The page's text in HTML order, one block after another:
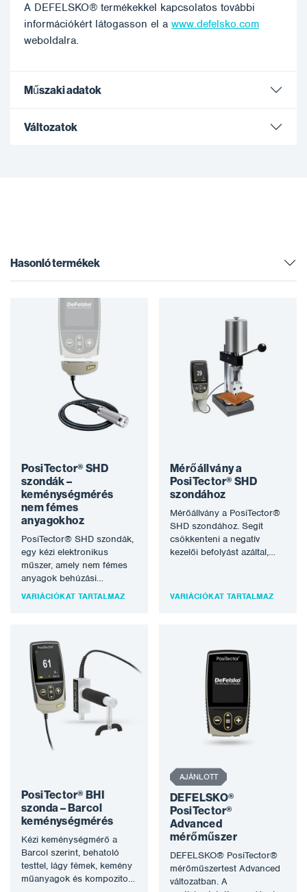
A DEFELSKO® termékekkel kapcsolatos további
információkért látogasson el a www.defelsko.com
weboldalra.
Műszaki adatok
Változatok
Hasonló termékek
PosiTector® SHD
szondák –
keménységmérés
nem fémes
anyagokhoz
PosiTector® SHD szondák,
egy kézi elektronikus
műszer, amely nem fémes
anyagok behúzási
keménységét méri. Kétféle
VARIÁCIÓKAT TARTALMAZ
Mérőállvány a
PosiTector® SHD
szondához
Mérőállvány a PosiTector®
SHD szondához. Segít
csökkenteni a negatív
kezelői befolyást azáltal,
megismételhető
VARIÁCIÓKAT TARTALMAZ
PosiTector® BHI
szonda – Barcol
keménységmérés
Kézi keménységmérő a
Barcol szerint, behatoló
testtel, lágy fémek, kemény
műanyagok és kompozitok
AJÁNLOTT
DEFELSKO®
PosiTector®
Advanced
mérőműszer
DEFELSKO® PosiTector®
mérőműszertest Advanced
változatban. A